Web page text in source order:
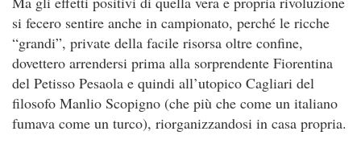
si fecero sentire anche in campionato, perché le ricche
“grandi”, private della facile risorsa oltre confine,
dovettero arrendersi prima alla sorprendente Fiorentina
del Petisso Pesaola e quindi all’utopico Cagliari del
filosofo Manlio Scopigno (che più che come un italiano
fumava come un turco), riorganizzandosi in casa propria.